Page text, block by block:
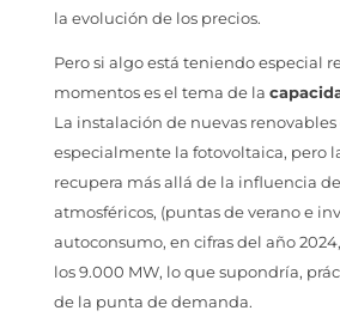
la evolución de los precios.
Pero si algo está teniendo especial
momentos es el tema de la
La instalación de nuevas renovables
especialmente la fotovoltaica, pero
recupera más allá de la influencia
atmosféricos, (puntas de verano e
autoconsumo, en cifras del año
los 9.000 MW, lo que supondría,
de la punta de demanda.